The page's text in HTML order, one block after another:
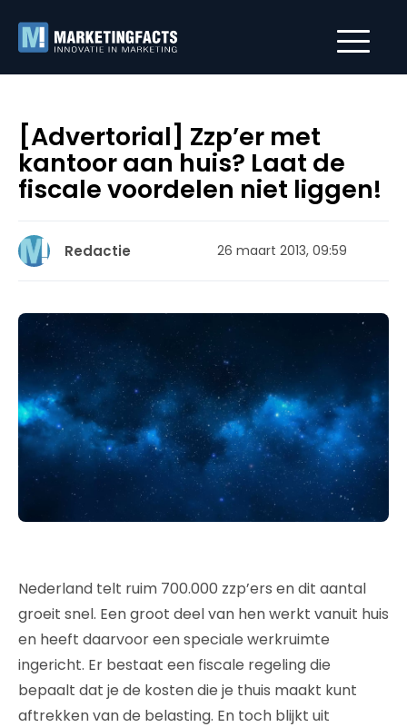
[Advertorial] Zzp’er met
kantoor aan huis? Laat de
fiscale voordelen niet liggen!
Redactie 26 maart 2013, 09:59
Nederland telt ruim 700.000 zzp’ers en dit aantal
groeit snel. Een groot deel van hen werkt vanuit huis
en heeft daarvoor een speciale werkruimte
ingericht. Er bestaat een fiscale regeling die
bepaalt dat je de kosten die je thuis maakt kunt
aftrekken van de belasting. En toch blijkt uit